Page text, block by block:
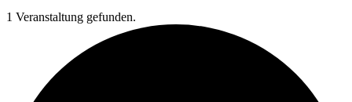
1 Veranstaltung gefunden.